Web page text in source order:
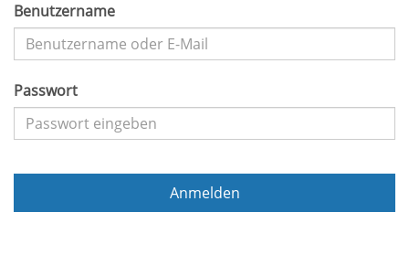
Benutzername
Passwort
Anmelden